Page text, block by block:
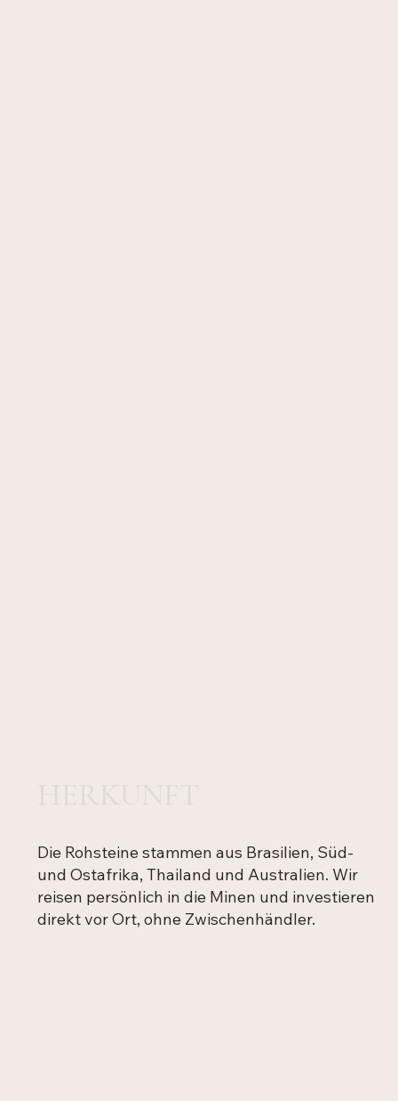
Die Rohsteine stammen aus Brasilien, Süd-
und Ostafrika, Thailand und Australien. Wir
reisen persönlich in die Minen und investieren
direkt vor Ort, ohne Zwischenhändler.